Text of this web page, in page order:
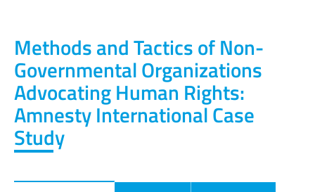
Methods and Tactics of Non-
Governmental Organizations
Advocating Human Rights:
Amnesty International Case
Study